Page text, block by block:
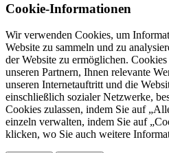
Cookie-Informationen
Wir verwenden Cookies, um
Website zu sammeln und zu
der Website zu ermöglichen.
unseren Partnern, Ihnen relevante
unseren Internetauftritt und die
einschließlich sozialer Netzwerke,
Cookies zulassen, indem Sie auf
einzeln verwalten, indem Sie auf
klicken, wo Sie auch weitere